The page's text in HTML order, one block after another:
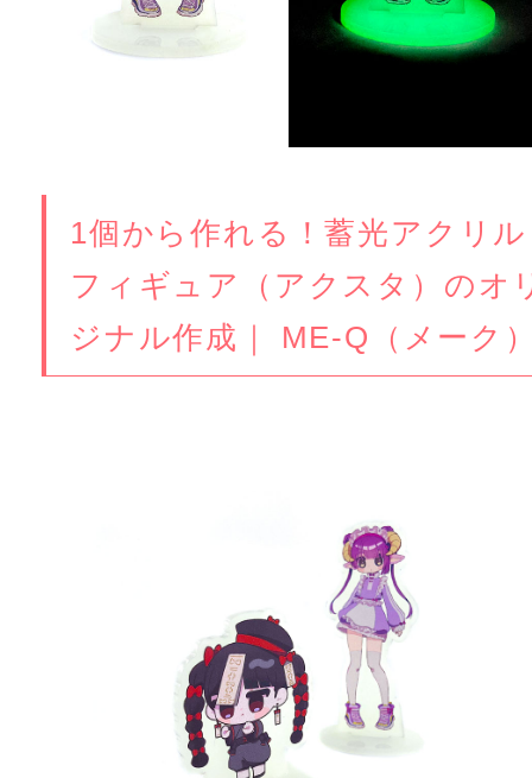
1個から作れる！蓄光アクリル
フィギュア（アクスタ）のオ
ジナル作成｜ ME-Q（メーク